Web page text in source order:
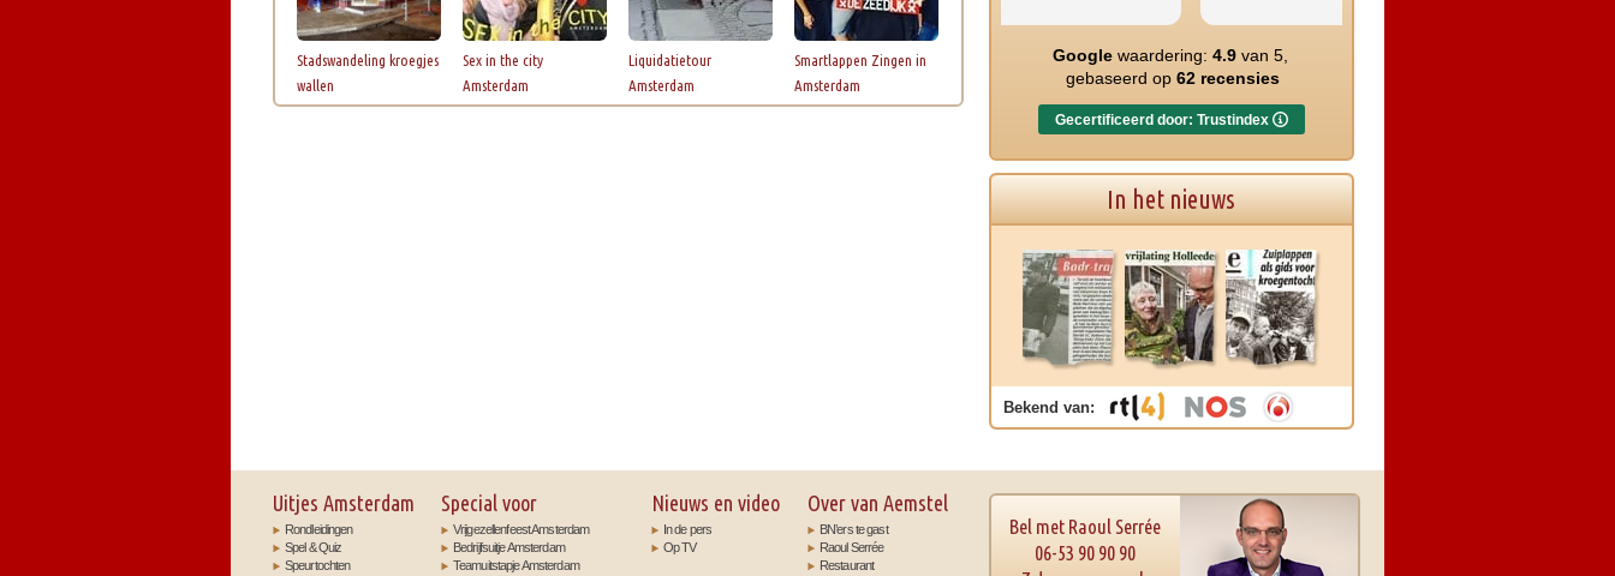
Stadswandeling kroegjes
wallen
Sex in the city
Amsterdam
Liquidatietour
Amsterdam
Smartlappen Zingen in
Amsterdam
Googlewaardering: 4.9van 5,
gebaseerd op 62 recensies
Gecertificeerd door: Trustindex
In het nieuws
Bekend van:
Uitjes Amsterdam
Rondleidingen
Spel & Quiz
Speurtochten
Special voor
Vrijgezellenfeest Amsterdam
Bedrijfsuitje Amsterdam
Teamuitstapje Amsterdam
Nieuws en video
In de pers
Op TV
Over van Aemstel
BN’ers te gast
Raoul Serrée
Restaurant
Bel met Raoul Serrée
06-53 90 90 90